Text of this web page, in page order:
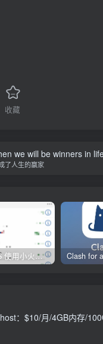
收藏
we will be winners in
了人生的赢家
苹果 iOS 使用小火箭(shadowrocket)新手教程
：$10/月/4GB内存/